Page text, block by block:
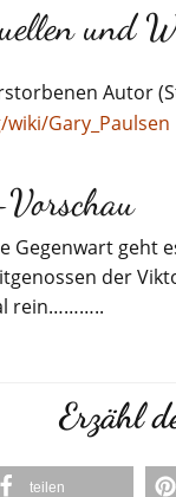
und
Autor
Gary_Paulsen
Vorschau
Gegenwart geht
der
rein………..
Erzähl
teilen